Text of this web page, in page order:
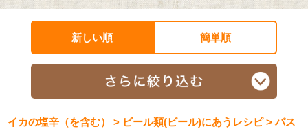
新しい順 簡単順
イカの塩辛（を含む） > ビール類(ビール)にあうレシピ > パス